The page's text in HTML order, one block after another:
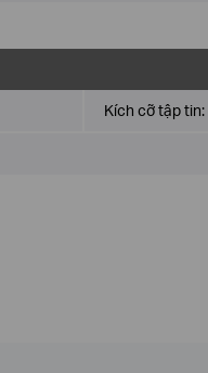
Kích cỡ tập tin: